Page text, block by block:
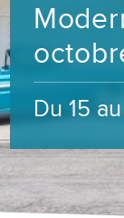
Du 15